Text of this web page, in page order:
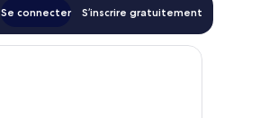
Se connecter S’inscrire gratuitement